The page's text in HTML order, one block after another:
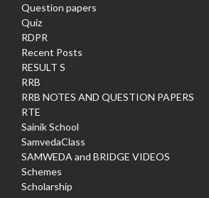
Question papers
Quiz
RDPR
Recent Posts
RESULT S
RRB
RRB NOTES AND QUESTION PAPERS
RTE
Sainik School
SamvedaClass
SAMWEDA and BRIDGE VIDEOS
Schemes
Scholarship